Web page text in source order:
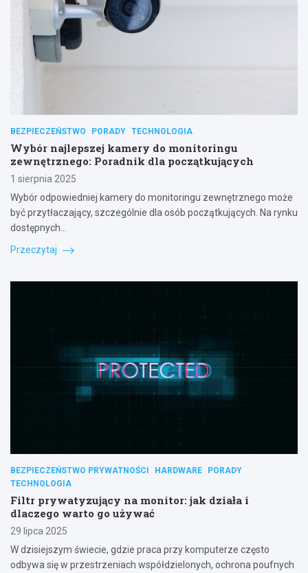
BEZPIECZEŃSTWO PORADY TECHNOLOGIA
Wybór najlepszej kamery do monitoringu
zewnętrznego: Poradnik dla początkujących
1 sierpnia 2025
Wybór odpowiedniej kamery do monitoringu zewnętrznego może
być przytłaczający, szczególnie dla osób początkujących. Na rynku
dostępnych…
Przeczytaj
BEZPIECZEŃSTWO PRYWATNOŚCI HARDWARE
PORADY
TECHNOLOGIA
Filtr prywatyzujący na monitor: jak działa i
dlaczego warto go używać
29 lipca 2025
W dzisiejszym świecie, gdzie praca przy komputerze często
odbywa się w przestrzeniach współdzielonych, ochrona poufnych